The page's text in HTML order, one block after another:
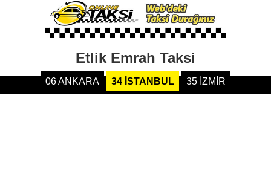
Etlik Emrah Taksi
06 ANKARA 34 İSTANBUL 35 İZMİR